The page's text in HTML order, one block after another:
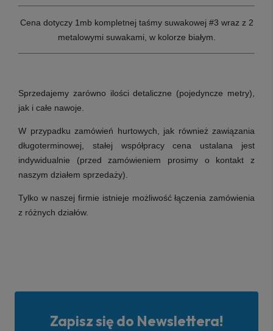
Cena dotyczy 1mb kompletnej taśmy suwakowej #3 wraz z 2
metalowymi suwakami, w kolorze białym.
Sprzedajemy zarówno ilości detaliczne (pojedyncze metry),
jak i całe nawoje.
W przypadku zamówień hurtowych, jak również zawiązania
długoterminowej, stałej współpracy cena ustalana jest
indywidualnie (przed zamówieniem prosimy o kontakt z
naszym działem sprzedaży).
Tylko w naszej firmie istnieje możliwość łączenia zamówienia
z różnych działów.
Zapisz się do Newslettera!